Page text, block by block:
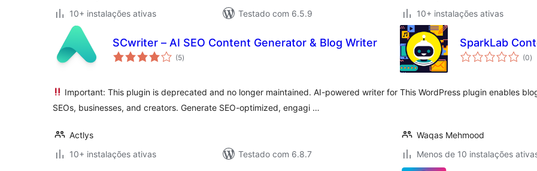
10+ instalações ativas
Testado com 6.5.9
10+ instalações ativas
SCwriter – AI SEO Content Generator & Blog Writer
(5avaliações
totais
)
Important: This plugin is deprecated and no longer maintained. AI-powered writer for
SEOs, businesses, and creators. Generate SEO-optimized, engagi …
Actlys
10+ instalações ativas
Testado com 6.8.7
SparkLab
(0)
This WordPress plugin enables
Waqas Mehmood
Menos de 10 instalações